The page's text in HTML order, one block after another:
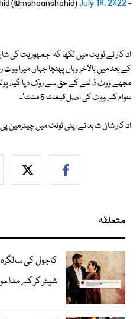
- Shaan Shahid (@mshaanshahid)
July 18, 2022
عوام کے ووٹ کی اصل قیمت 5 منٹ'۔
اداکار شان شاہد نے اپنی ٹوئٹ میں
متعلقہ
کاجول کی
شیئر کر کے